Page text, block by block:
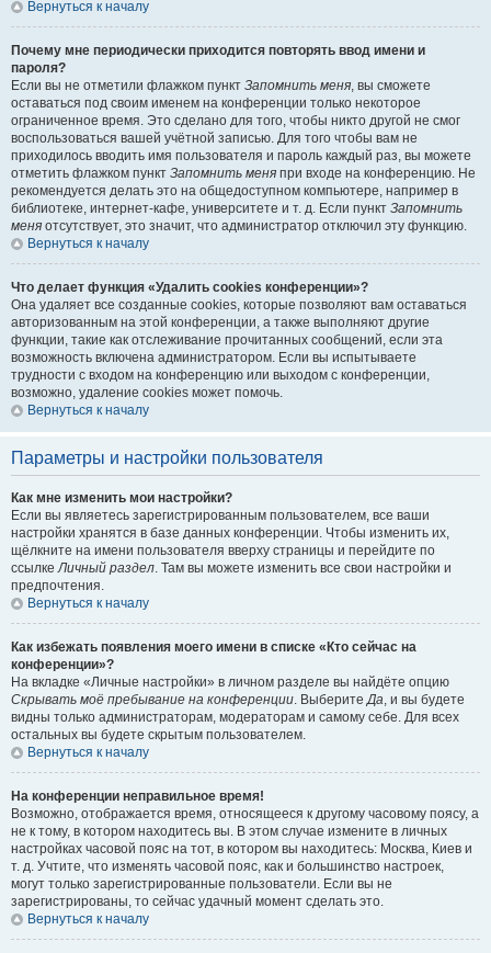
Вернуться к началу
Почему мне периодически приходится повторять ввод имени и
пароля?
Если вы не отметили флажком пункт Запомнить меня, вы сможете
оставаться под своим именем на конференции только некоторое
ограниченное время. Это сделано для того, чтобы никто другой не смог
воспользоваться вашей учётной записью. Для того чтобы вам не
приходилось вводить имя пользователя и пароль каждый раз, вы можете
отметить флажком пункт Запомнить меня при входе на конференцию. Не
рекомендуется делать это на общедоступном компьютере, например в
библиотеке, интернет-кафе, университете и т. д. Если пункт Запомнить
меня отсутствует, это значит, что администратор отключил эту функцию.
Вернуться к началу
Что делает функция «Удалить cookies конференции»?
Она удаляет все созданные cookies, которые позволяют вам оставаться
авторизованным на этой конференции, а также выполняют другие
функции, такие как отслеживание прочитанных сообщений, если эта
возможность включена администратором. Если вы испытываете
трудности с входом на конференцию или выходом с конференции,
возможно, удаление cookies может помочь.
Вернуться к началу
Параметры и настройки пользователя
Как мне изменить мои настройки?
Если вы являетесь зарегистрированным пользователем, все ваши
настройки хранятся в базе данных конференции. Чтобы изменить их,
щёлкните на имени пользователя вверху страницы и перейдите по
ссылкеЛичный раздел. Там вы можете изменить все свои настройки и
предпочтения.
Вернуться к началу
Как избежать появления моего имени в списке «Кто сейчас на
конференции»?
На вкладке «Личные настройки» в личном разделе вы найдёте опцию
Скрывать моё пребывание на конференции. ВыберитеДа, и вы будете
видны только администраторам, модераторам и самому себе. Для всех
остальных вы будете скрытым пользователем.
Вернуться к началу
На конференции неправильное время!
Возможно, отображается время, относящееся к другому часовому поясу, а
не к тому, в котором находитесь вы. В этом случае измените в личных
настройках часовой пояс на тот, в котором вы находитесь: Москва, Киев и
т. д. Учтите, что изменять часовой пояс, как и большинство настроек,
могут только зарегистрированные пользователи. Если вы не
зарегистрированы, то сейчас удачный момент сделать это.
Вернуться к началу